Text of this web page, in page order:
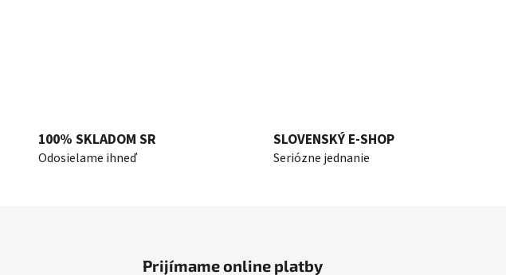
100% SKLADOM SR
Odosielame ihneď
SLOVENSKÝ E-SHOP
Seriózne jednanie
Prijímame online platby